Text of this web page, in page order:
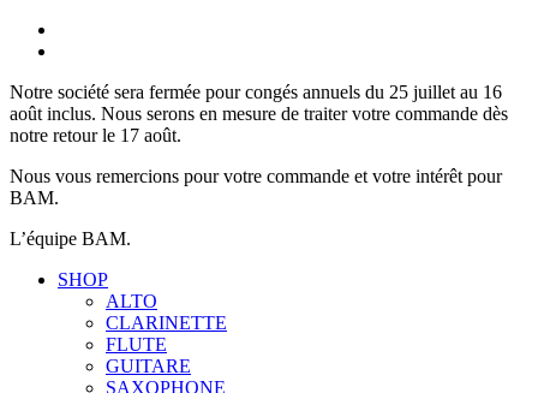
Notre société sera fermée pour congés annuels du 25 juillet au 16
août inclus. Nous serons en mesure de traiter votre commande dès
notre retour le 17 août.
Nous vous remercions pour votre commande et votre intérêt pour
BAM.
L’équipe BAM.
SHOP
ALTO
CLARINETTE
FLUTE
GUITARE
SAXOPHONE